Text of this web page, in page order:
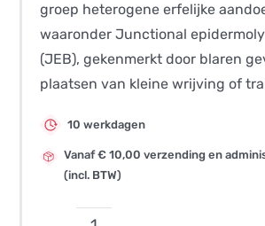
groep heterogene erfelijke
waaronder Junctional
(JEB), gekenmerkt door blaren
plaatsen van kleine wrijving of
10 werkdagen
Vanaf € 10,00 verzending en
(incl. BTW)